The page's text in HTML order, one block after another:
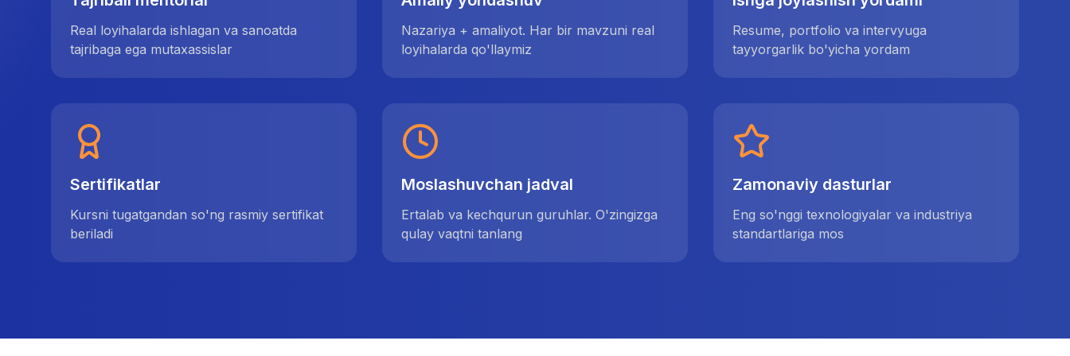
Real loyihalarda ishlagan va sanoatda
tajribaga ega mutaxassislar
Nazariya + amaliyot. Har bir mavzuni real
loyihalarda qo'llaymiz
Resume, portfolio va intervyuga
tayyorgarlik bo'yicha yordam
Sertifikatlar
Kursni tugatgandan so'ng rasmiy sertifikat
beriladi
Moslashuvchan jadval
Ertalab va kechqurun guruhlar. O'zingizga
qulay vaqtni tanlang
Zamonaviy dasturlar
Eng so'nggi texnologiyalar va industriya
standartlariga mos